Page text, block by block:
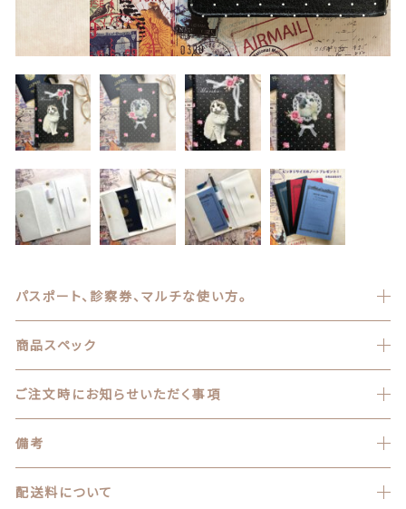
パスポート、診察券、マルチな使い方。
商品スペック
ご注文時にお知らせいただく事項
備考
配送料について
ランキング
セール商品
新着商品
商品一覧
パスケース
キーホルダー
マグカップ、雑貨（ブリキ缶等）
アクリルスタンド アクリルフィギュア
バッグ ポーチ
ラッピング
～
その他
在庫あり セール
並び順